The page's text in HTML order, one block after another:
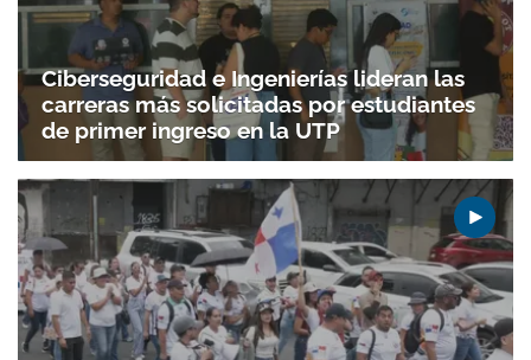
Ciberseguridad e Ingenierías lideran las
carreras más solicitadas por estudiantes
de primer ingreso en la UTP